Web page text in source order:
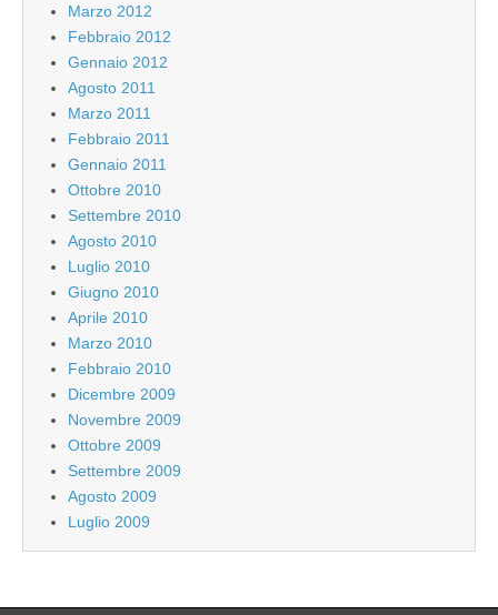
Marzo 2012
Febbraio 2012
Gennaio 2012
Agosto 2011
Marzo 2011
Febbraio 2011
Gennaio 2011
Ottobre 2010
Settembre 2010
Agosto 2010
Luglio 2010
Giugno 2010
Aprile 2010
Marzo 2010
Febbraio 2010
Dicembre 2009
Novembre 2009
Ottobre 2009
Settembre 2009
Agosto 2009
Luglio 2009